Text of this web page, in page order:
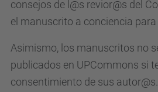
consejos de l@s revior@s del
el manuscrito a conciencia para
Asimismo, los manuscritos no
publicados en UPCommons si
consentimiento de sus